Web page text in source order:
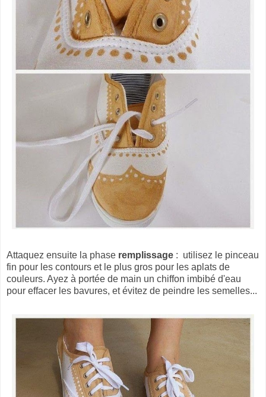
Attaquez ensuite la phase remplissage : utilisez le pinceau
fin pour les contours et le plus gros pour les aplats de
couleurs. Ayez à portée de main un chiffon imbibé d'eau
pour effacer les bavures, et évitez de peindre les semelles...